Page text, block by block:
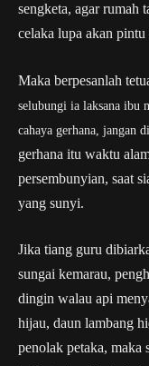
sengketa, agar rumah
celaka lupa akan pintu
Maka berpesanlah
selubungi ia laksana ibu
cahaya gerhana, jangan
gerhana itu waktu
persembunyian, saat
yang sunyi.
Jika tiang guru
sungai kemarau,
dingin walau api
hijau, daun lambang
penolak petaka, maka